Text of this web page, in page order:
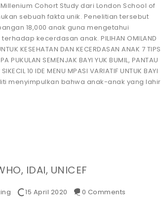
Cohort Study dari London School of
sebuah fakta unik. Penelitian tersebut
18,000 anak guna mengetahui
kecerdasan anak. PILIHAN OMILAND
KESEHATAN DAN KECERDASAN ANAK 7 TIPS
PUKULAN SEMENJAK BAYI YUK BUMIL, PANTAU
10 IDE MENU MPASI VARIATIF UNTUK BAYI
menyimpulkan bahwa anak-anak yang lahir
IDAI, UNICEF
15 April 2020 0 Comments